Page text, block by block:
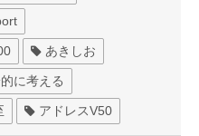
あきしお
に考える
アドレスV50